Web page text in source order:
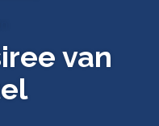
van